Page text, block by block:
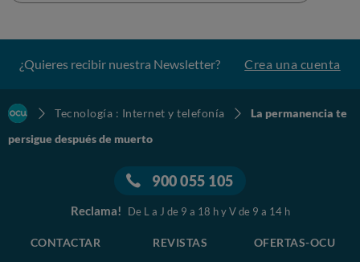
¿Quieres recibir nuestra Newsletter? Crea una cuenta
Tecnología : Internet y telefonía
La permanencia te
persigue después de muerto
900 055 105
Reclama! De L a J de 9 a 18 h y V de 9 a 14 h
CONTACTAR REVISTAS OFERTAS-OCU